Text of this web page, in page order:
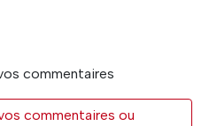
commentaires
commentaires ou